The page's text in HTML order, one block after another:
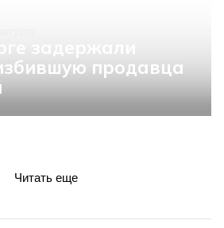
продавца
Читать еще